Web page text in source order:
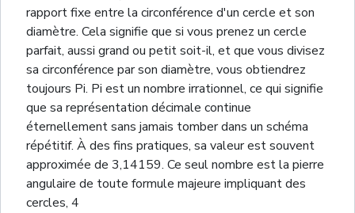
rapport fixe entre la circonférence d'un cercle et son
diamètre. Cela signifie que si vous prenez un cercle
parfait, aussi grand ou petit soit-il, et que vous divisez
sa circonférence par son diamètre, vous obtiendrez
toujours Pi. Pi est un nombre irrationnel, ce qui signifie
que sa représentation décimale continue
éternellement sans jamais tomber dans un schéma
répétitif. À des fins pratiques, sa valeur est souvent
approximée de 3,14159. Ce seul nombre est la pierre
angulaire de toute formule majeure impliquant des
cercles, 4